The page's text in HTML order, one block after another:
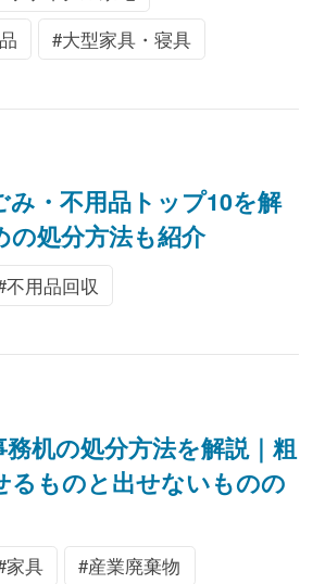
大型家具・寝具
み・不用品トップ10を解
の処分方法も紹介
不用品回収
務机の処分方法を解説｜粗
るものと出せないものの
家具 産業廃棄物